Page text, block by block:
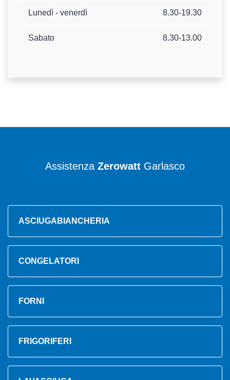
Lunedì - venerdì 8.30-19.30
Sabato 8.30-13.00
Assistenza Zerowatt Garlasco
ASCIUGABIANCHERIA
CONGELATORI
FORNI
FRIGORIFERI